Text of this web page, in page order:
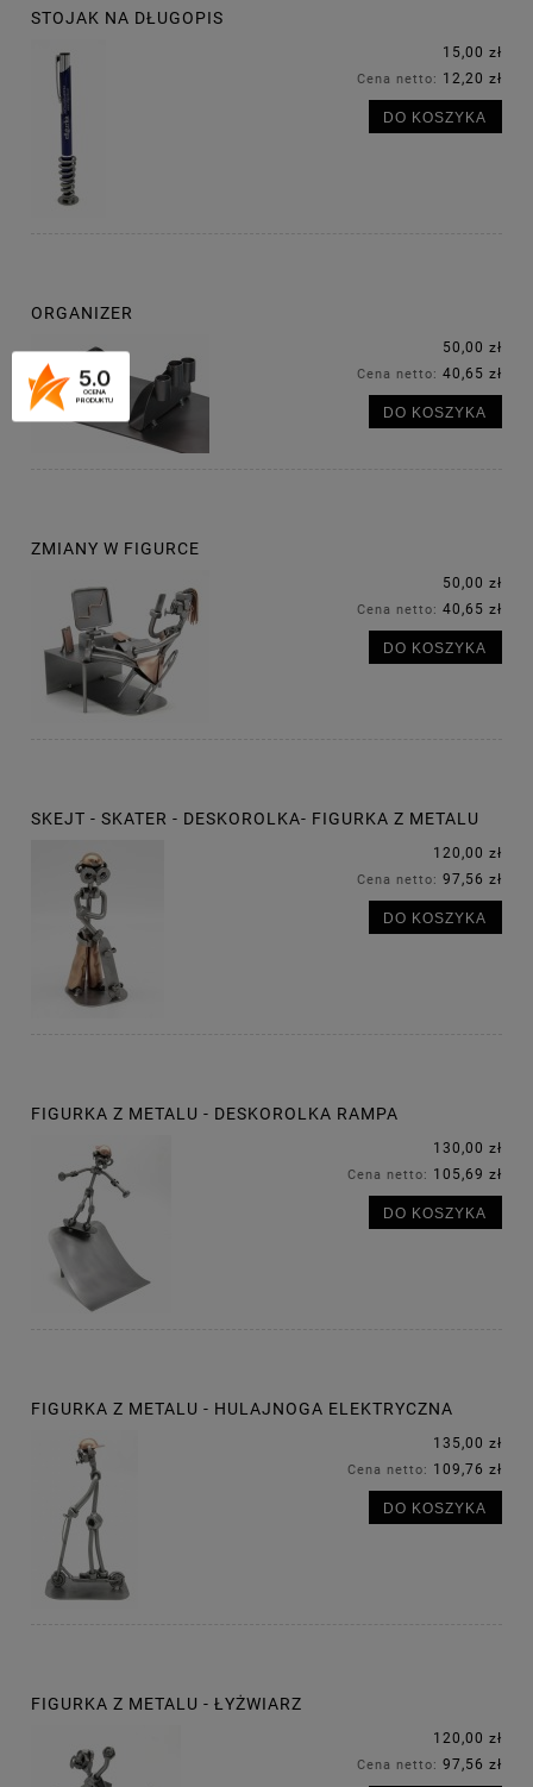
STOJAK NA DŁUGOPIS
15,00 zł
Cena netto: 12,20 zł
DO KOSZYKA
ORGANIZER
50,00 zł
Cena netto: 40,65 zł
DO KOSZYKA
ZMIANY W FIGURCE
50,00 zł
Cena netto: 40,65 zł
DO KOSZYKA
SKEJT - SKATER - DESKOROLKA- FIGURKA Z METALU
120,00 zł
Cena netto: 97,56 zł
DO KOSZYKA
FIGURKA Z METALU - DESKOROLKA RAMPA
130,00 zł
Cena netto: 105,69 zł
DO KOSZYKA
FIGURKA Z METALU - HULAJNOGA ELEKTRYCZNA
135,00 zł
Cena netto: 109,76 zł
DO KOSZYKA
FIGURKA Z METALU - ŁYŻWIARZ
120,00 zł
Cena netto: 97,56 zł
5.0
OCENA
PRODUKTU